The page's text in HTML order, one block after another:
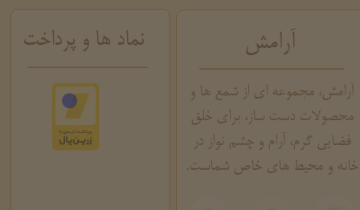
نماد ها و پرداخت آرامش
آرامش، مجموعه ای از شمع ها و
محصولات دست ساز، برای خلق
فضایی گرم، آرام و چشم نواز در
خانه و محیط های خاص شماست.